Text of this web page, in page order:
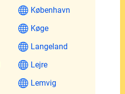
København
Køge
Langeland
Lejre
Lemvig